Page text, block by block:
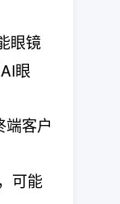
眼镜
眼
客户
可能